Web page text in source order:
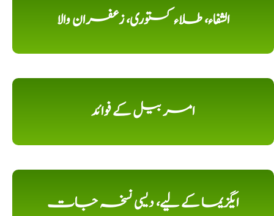
الشفاء، طلاء کستوری، زعفران والا
امر بیل کے فوائد
ایگزیما کے لیے، دیسی نسخہ جات